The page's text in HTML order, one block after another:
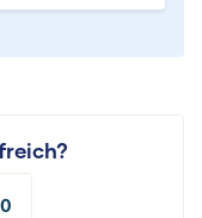
0